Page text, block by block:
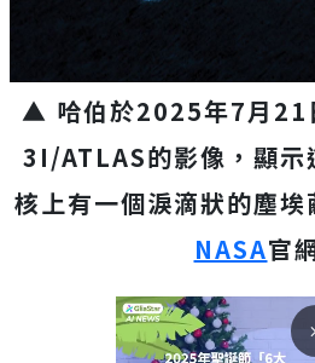
▲ 哈伯於2025年7月21
3I/ATLAS的影像，顯示
核上有一個淚滴狀的塵埃
NASA官
arrow_forward_ios